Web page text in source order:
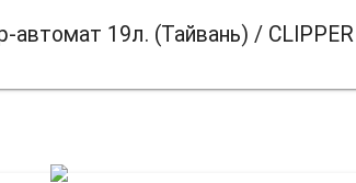
автомат 19л. (Тайвань) /